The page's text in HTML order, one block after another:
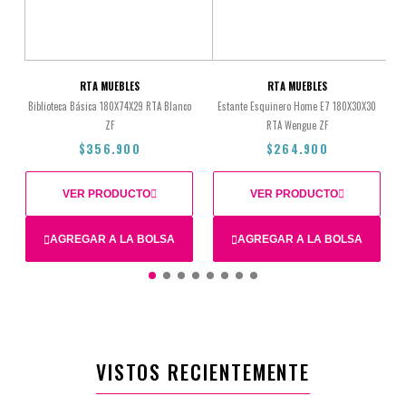
RTA MUEBLES
Biblioteca Básica 180X74X29 RTA Blanco
ZF
$356.900
AGREGAR A LA BOLSA
VER PRODUCTO
RTA MUEBLES
Estante Esquinero Home E7 180X30X30
RTA Wengue ZF
$264.900
AGREGAR A LA BOLSA
VER PRODUCTO
VISTOS RECIENTEMENTE